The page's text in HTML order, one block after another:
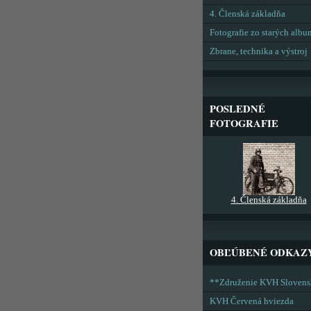
4. Členská základňa
Fotografie zo starých
Zbrane, technika a výstroj
POSLEDNÉ
FOTOGRAFIE
4. Členská základňa
OBĽÚBENÉ
**Združenie KVH
KVH Červená hviezda